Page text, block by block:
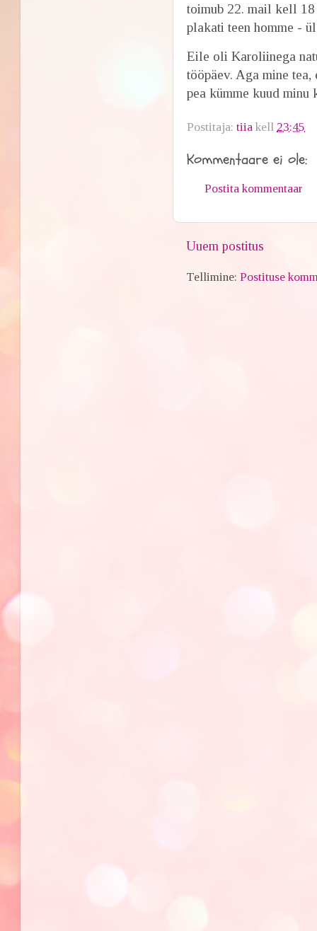
toimub 22. mail kell
plakati teen homme -
Eile oli Karoliinega
tööpäev. Aga mine
pea kümme kuud
Postitaja:tiia kell 23:45
Kommentaare ei ole:
Postita kommentaar
Uuem postitus
Tellimine:Postituse